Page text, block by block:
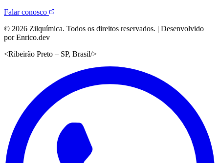
Falar conosco
© 2026 Zilquímica. Todos os direitos reservados. | Desenvolvido
por Enrico.dev
<Ribeirão Preto – SP, Brasil/>